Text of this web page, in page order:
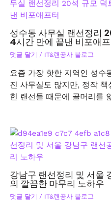
성수동 사무실 랜선정리
4시간 만에 끝낸 비포애
댓글 달기 / IT&랜공사 블로그
요즘 가장 핫한 지역인 성수
진 사무실도 많지만, 정작
힌 랜선들 때문에 골머리를
강남구 랜선정리 및 서울
의 깔끔한 마무리 노하우
댓글 달기 / IT&랜공사 블로그